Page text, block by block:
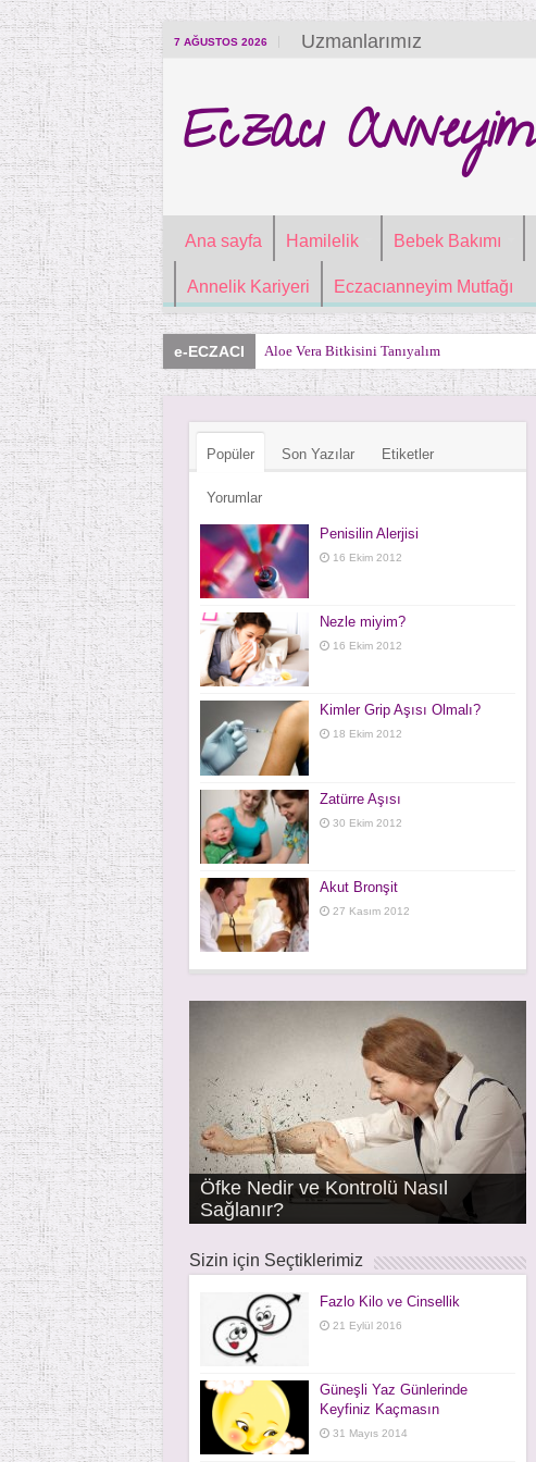
7 AĞUSTOS 2026 Uzmanlarımız
Eczacı Anneyim
Ana sayfa Hamilelik Bebek Bakımı
Annelik Kariyeri Eczacıanneyim Mutfağı
e-ECZACI Aloe Vera Bitkisini Tanıyalım
Popüler Son Yazılar Etiketler
Yorumlar
Penisilin Alerjisi
16 Ekim 2012
Nezle miyim?
16 Ekim 2012
Kimler Grip Aşısı Olmalı?
18 Ekim 2012
Zatürre Aşısı
30 Ekim 2012
Akut Bronşit
27 Kasım 2012
Öfke Nedir ve Kontrolü Nasıl
Sağlanır?
Ani İşitme Kaybı
Çınlama – Tinnitus
Burun Damlası Bağımlılığı
Bademcik ve Geniz Eti Ameliyatları
Bademcik ve Geniz Eti Hastalıkları
Klima Sorunları ile Gelişen
Hastalıklar
Horlama ve Tıkayıcı Uyku Apne
Sendromu
Sizin için Seçtiklerimiz
Fazlo Kilo ve Cinsellik
21 Eylül 2016
Güneşli Yaz Günlerinde
Keyfiniz Kaçmasın
31 Mayıs 2014